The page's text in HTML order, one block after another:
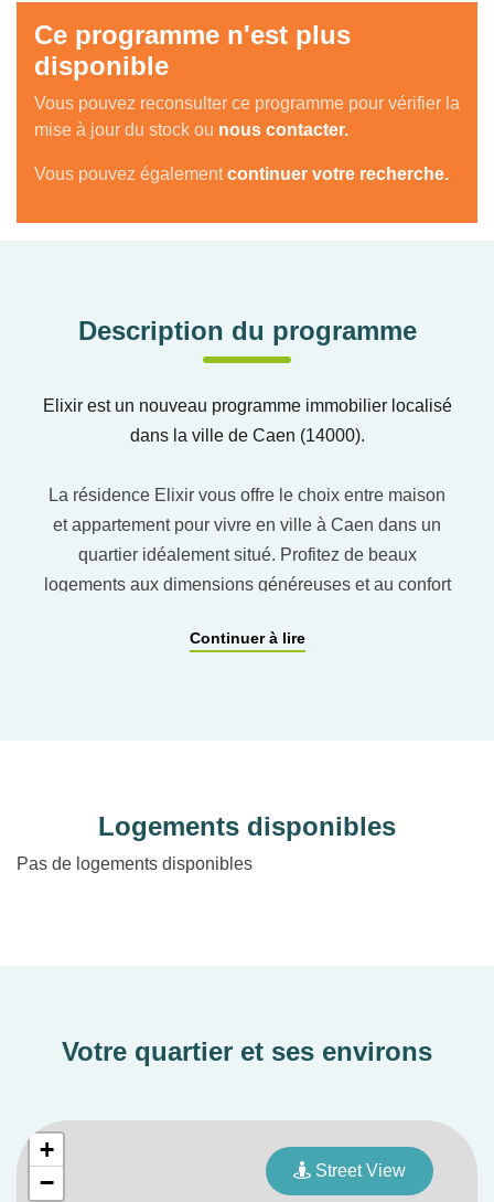
Ce programme n'est plus
disponible
Vous pouvez reconsulter ce programme pour vérifier la
mise à jour du stock ou nous contacter.
Vous pouvez égalementcontinuer votre recherche.
Description du programme
Elixir est un nouveau programme immobilier localisé
dans la ville de Caen (14000).
La résidence Elixir vous offre le choix entre maison
et appartement pour vivre en ville à Caen dans un
quartier idéalement situé. Profitez de beaux
logements aux dimensions généreuses et au confort
s'insérer parfaitement dans son environnement
Continuer à lire
Logements disponibles
Pas de logements disponibles
Votre quartier et ses environs
+
−
Street View